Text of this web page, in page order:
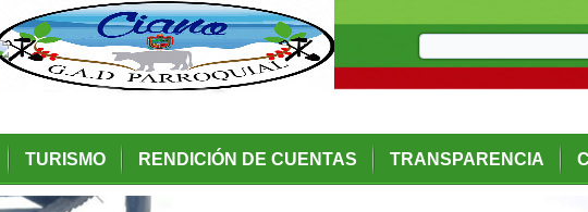
TURISMO RENDICIÓN DE CUENTAS TRANSPARENCIA